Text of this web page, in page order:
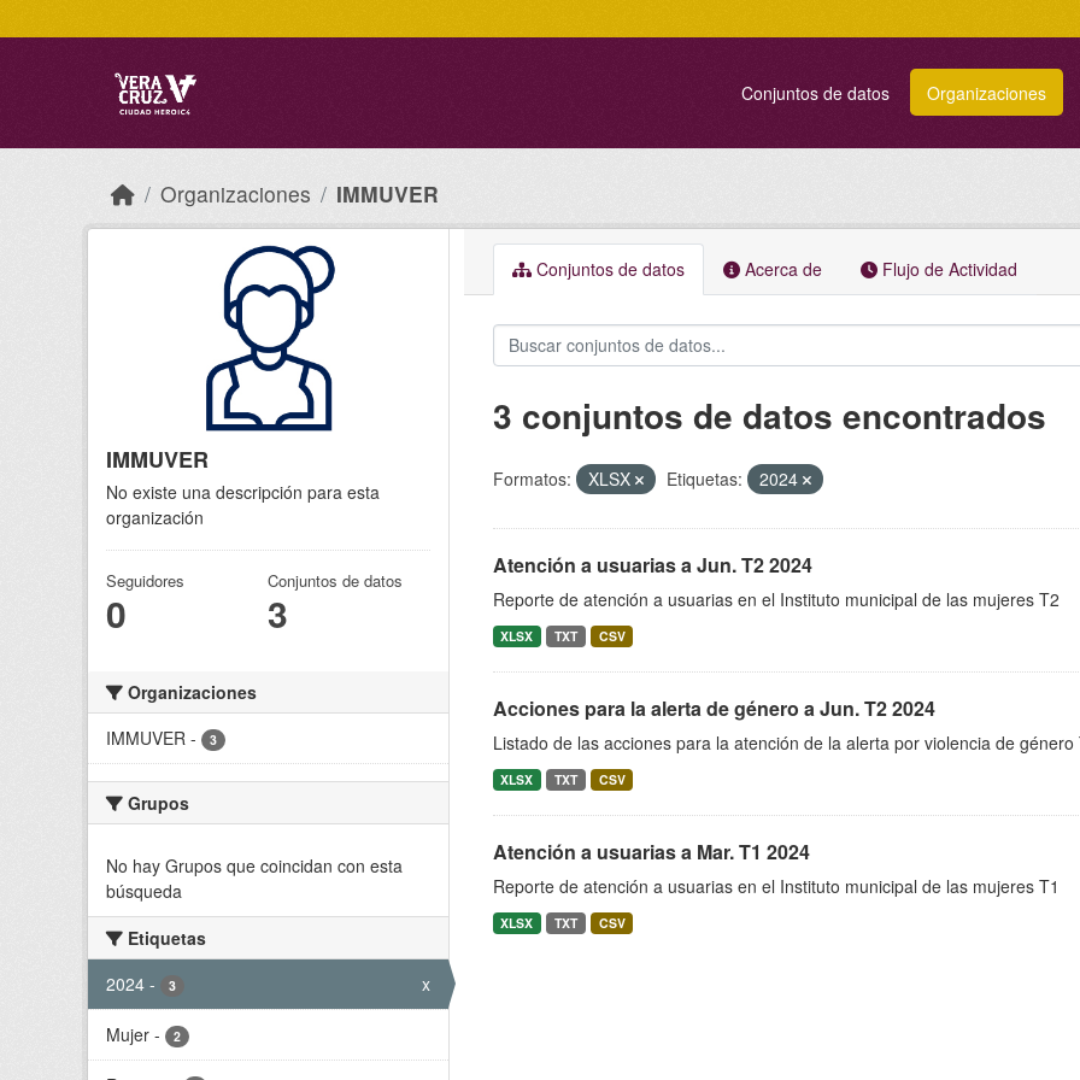
Conjuntos de datos Organizaciones
Organizaciones IMMUVER
IMMUVER
No existe una descripción para esta
organización
Seguidores
0
Conjuntos de datos
3
Organizaciones
IMMUVER - 3
Grupos
No hay Grupos que coincidan con esta
búsqueda
Etiquetas
2024 - 3 x
Mujer - 2
Conjuntos de datos Acerca de Flujo de Actividad
3 conjuntos de datos encontrados
Formatos: XLSX Etiquetas: 2024
Atención a usuarias a Jun. T2 2024
Reporte de atención a usuarias en el Instituto municipal de las mujeres T2
XLSX TXT CSV
Acciones para la alerta de género a Jun. T2 2024
Listado de las acciones para la atención de la alerta por violencia de género
XLSX TXT CSV
Atención a usuarias a Mar. T1 2024
Reporte de atención a usuarias en el Instituto municipal de las mujeres T1
XLSX TXT CSV